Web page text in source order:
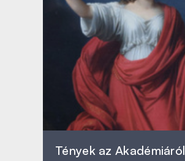
Tények az Akadémiáról